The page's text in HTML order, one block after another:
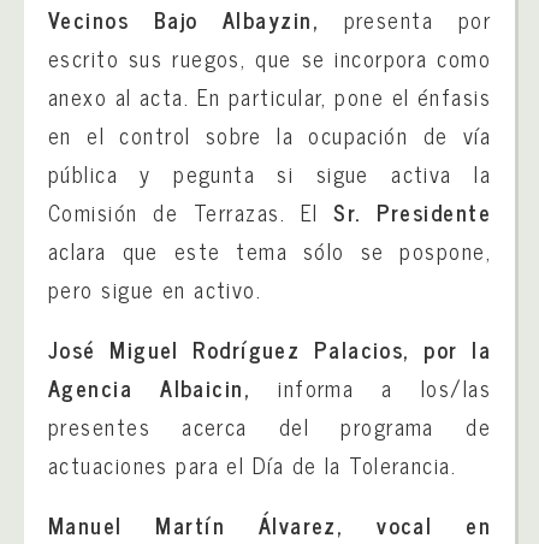
Vecinos Bajo Albayzin, presenta por
escrito sus ruegos, que se incorpora como
anexo al acta. En particular, pone el énfasis
en el control sobre la ocupación de vía
pública y pegunta si sigue activa la
Comisión de Terrazas. ElSr. Presidente
aclara que este tema sólo se pospone,
pero sigue en activo.
José Miguel Rodríguez Palacios, por la
Agencia Albaicin,informa a los/las
presentes acerca del programa de
actuaciones para el Día de la Tolerancia.
Manuel Martín Álvarez, vocal en